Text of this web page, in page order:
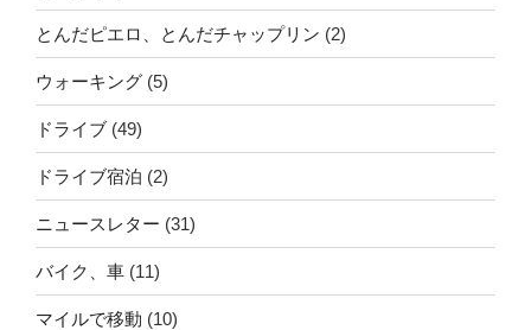
とんだピエロ、とんだチャップリン (2)
ウォーキング (5)
ドライブ (49)
ドライブ宿泊 (2)
ニュースレター (31)
バイク、車 (11)
マイルで移動 (10)